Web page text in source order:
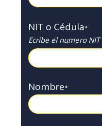
NIT o Cédula*
Ecribe el numero
Nombre*